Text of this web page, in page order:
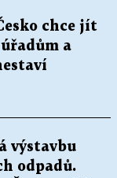
chce jít
a
výstavbu
odpadů.